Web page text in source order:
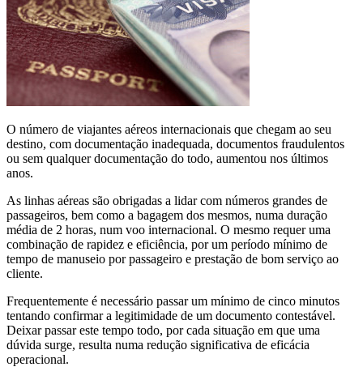
O número de viajantes aéreos internacionais que chegam ao seu
destino, com documentação inadequada, documentos fraudulentos
ou sem qualquer documentação do todo, aumentou nos últimos
anos.
As linhas aéreas são obrigadas a lidar com números grandes de
passageiros, bem como a bagagem dos mesmos, numa duração
média de 2 horas, num voo internacional. O mesmo requer uma
combinação de rapidez e eficiência, por um período mínimo de
tempo de manuseio por passageiro e prestação de bom serviço ao
cliente.
Frequentemente é necessário passar um mínimo de cinco minutos
tentando confirmar a legitimidade de um documento contestável.
Deixar passar este tempo todo, por cada situação em que uma
dúvida surge, resulta numa redução significativa de eficácia
operacional.